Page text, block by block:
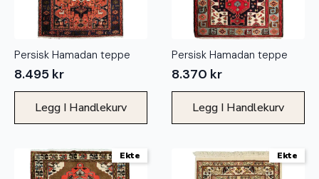
Persisk Hamadan teppe
8.495 kr
Legg I Handlekurv
Persisk Hamadan teppe
8.370 kr
Legg I Handlekurv
Ekte Ekte